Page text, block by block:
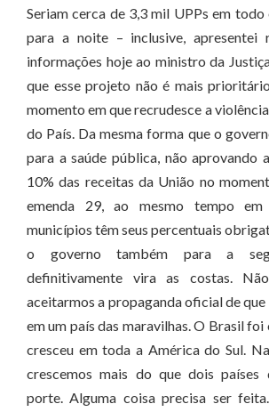
Seriam cerca de 3,3 mil UPPs em
para a noite – inclusive, apresentei
informações hoje ao ministro da
que esse projeto não é mais
momento em que recrudesce a
do País. Da mesma forma que o
para a saúde pública, não aprovando
10% das receitas da União no
emenda 29, ao mesmo tempo
municípios têm seus percentuais
o governo também para a
definitivamente vira as costas.
aceitarmos a propaganda oficial de
em um país das maravilhas. O Brasil foi
cresceu em toda a América do Sul.
crescemos mais do que dois países
porte. Alguma coisa precisa ser